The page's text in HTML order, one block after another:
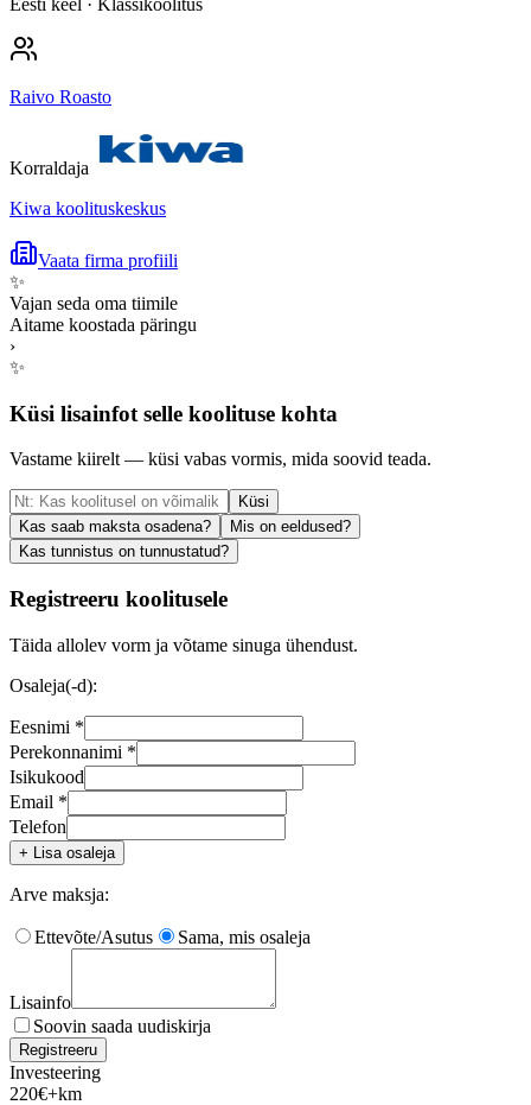
Raivo Roasto
Korraldaja
Kiwa koolituskeskus
Vaata firma profiili
✨
Vajan seda oma tiimile
Aitame koostada päringu
›
✨
Küsi lisainfot selle koolituse kohta
Vastame kiirelt — küsi vabas vormis, mida soovid teada.
Küsi
Kas saab maksta osadena?
Mis on eeldused?
Kas tunnistus on tunnustatud?
Registreeru koolitusele
Täida allolev vorm ja võtame sinuga ühendust.
Osaleja(-d):
Eesnimi *
Perekonnanimi *
Isikukood
Email *
Telefon
+ Lisa osaleja
Arve maksja:
Ettevõte/Asutus Sama, mis osaleja
Lisainfo
Soovin saada uudiskirja
Registreeru
Investeering
220€+km